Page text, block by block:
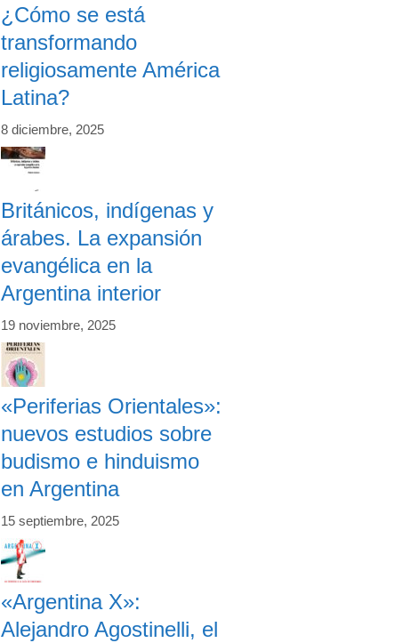
¿Cómo se está
transformando
religiosamente América
Latina?
8 diciembre, 2025
Británicos, indígenas y
árabes. La expansión
evangélica en la
Argentina interior
19 noviembre, 2025
«Periferias Orientales»:
nuevos estudios sobre
budismo e hinduismo
en Argentina
15 septiembre, 2025
«Argentina X»:
Alejandro Agostinelli, el